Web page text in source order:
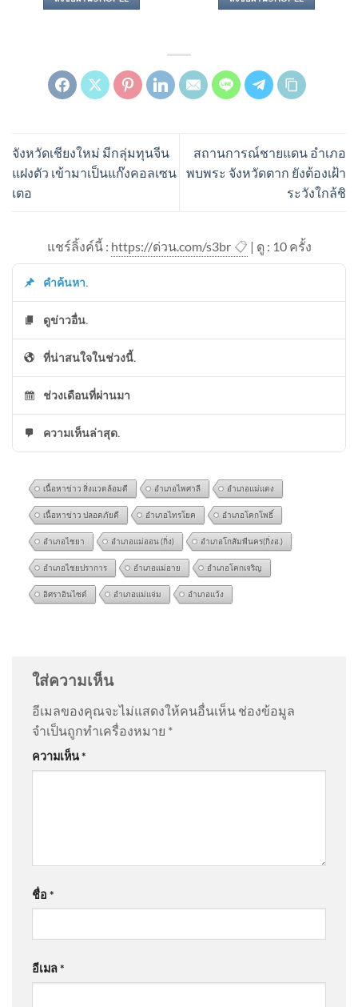
จังหวัดเชียงใหม่ มีกลุ่มทุนจีน
แฝงตัว เข้ามาเป็นแก๊งคอลเซน
เตอ
สถานการณ์ชายแดน อำเภอ
พบพระ จังหวัดตาก ยังต้องเฝ้า
ระวังใกล้ชิ
แชร์ลิ้งค์นี้ : https://ด่วน.com/s3br 📋 | ดู : 10ครั้ง
คำค้นหา.
ดูข่าวอื่น.
ที่น่าสนใจในช่วงนี้.
ช่วงเดือนที่ผ่านมา
ความเห็นล่าสุด.
เนื้อหาข่าว สิ่งแวดล้อมดี อำเภอไพศาลี อำเภอแม่แตง
เนื้อหาข่าว ปลอดภัยดี อำเภอไทรโยค อำเภอโคกโพธิ์
อำเภอไชยา อำเภอแม่ออน (กิ่ง) อำเภอโกสัมพีนคร(กิ่งอ.)
อำเภอไชยปราการ อำเภอแม่อาย อำเภอโคกเจริญ
อิศราอินไซด์ อำเภอแม่แจ่ม อำเภอแว้ง
@Model-X45 on
แม่ ‘เต้ ดราก้อนไฟว์’ ใจสลาย ยังคาใจ
ปมเสียชีวิต เผยเส้นทางชีวิต อัพเดทข่าว
ซึมเศร้า…
| เรื่องใหญ่สุดสัปดาห์ | สำนักข่าววันนิวส์: “จัดการเอา
กระดูกของมั…
ใส่ความเห็น
อีเมลของคุณจะไม่แสดงให้คนอื่นเห็น ช่องข้อมูล
จำเป็นถูกทำเครื่องหมาย *
ความเห็น*
ชื่อ *
อีเมล*